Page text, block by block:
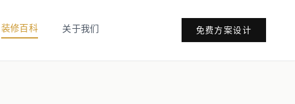
装修百科 关于我们 免费方案设计